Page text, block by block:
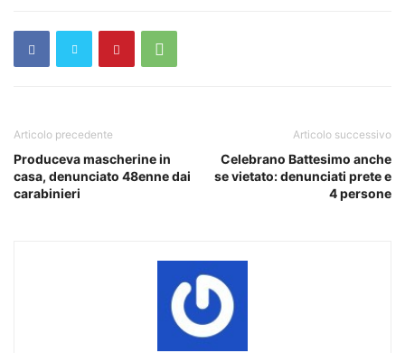
Articolo precedente
Produceva mascherine in
casa, denunciato 48enne dai
carabinieri
Articolo successivo
Celebrano Battesimo anche
se vietato: denunciati prete e
4 persone